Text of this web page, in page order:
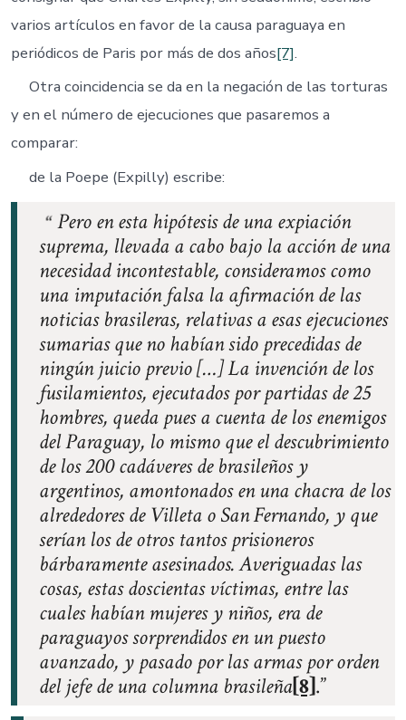
varios artículos en favor de la causa paraguaya en
periódicos de Paris por más de dos años[7].
Otra coincidencia se da en la negación de las torturas
y en el número de ejecuciones que pasaremos a
comparar:
de la Poepe (Expilly) escribe:
Pero en esta hipótesis de una expiación
suprema, llevada a cabo bajo la acción de una
necesidad incontestable, consideramos como
una imputación falsa la afirmación de las
noticias brasileras, relativas a esas ejecuciones
sumarias que no habían sido precedidas de
ningún juicio previo […] La invención de los
fusilamientos, ejecutados por partidas de 25
hombres, queda pues a cuenta de los enemigos
del Paraguay, lo mismo que el descubrimiento
de los 200 cadáveres de brasileños y
argentinos, amontonados en una chacra de los
alrededores de Villeta o San Fernando, y que
serían los de otros tantos prisioneros
bárbaramente asesinados. Averiguadas las
cosas, estas doscientas víctimas, entre las
cuales habían mujeres y niños, era de
paraguayos sorprendidos en un puesto
avanzado, y pasado por las armas por orden
del jefe de una columna brasileña[8].